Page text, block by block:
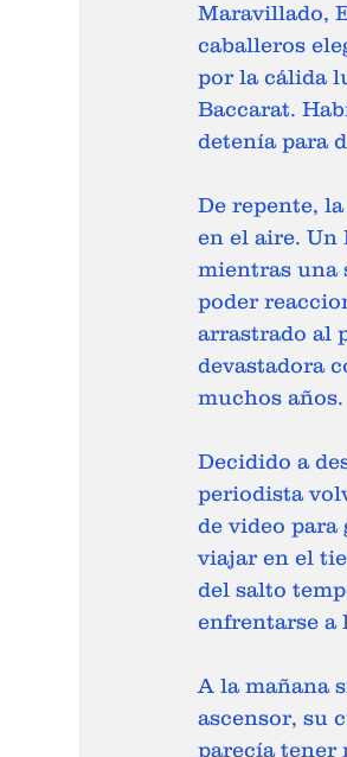
Maravillado,
caballeros
por la cálida
Baccarat.
detenía para
De repente,
en el aire. Un
mientras una
poder
arrastrado al
devastadora
muchos años.
Decidido a
periodista
de video para
viajar en el
del salto
enfrentarse a
A la mañana
ascensor, su
parecía tener